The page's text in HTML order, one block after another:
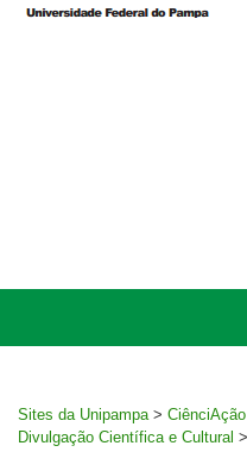
Sites da Unipampa >
Divulgação Científica e Cultural >